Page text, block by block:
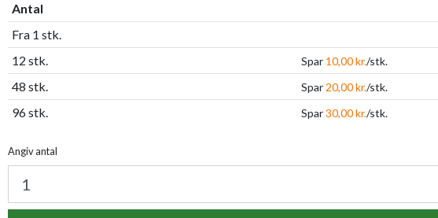
Antal
Fra 1 stk.
12 stk.
Spar 10,00 kr./stk.
48 stk. Spar 20,00 kr./stk.
96 stk. Spar30,00 kr./stk.
Angiv antal